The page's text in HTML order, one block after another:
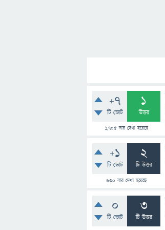
+7
টি ভোট
1
উত্তর
1,705বার দেখা হয়েছে
+1
টি ভোট
2
টি উত্তর
630 বার দেখা হয়েছে
0
টি ভোট
3
টি উত্তর